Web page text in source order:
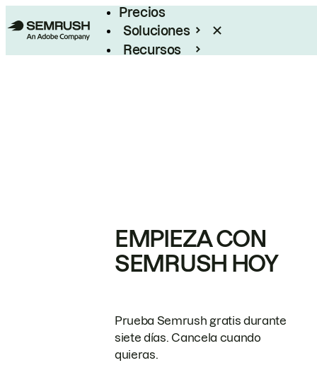
Precios
Soluciones
Recursos
EMPIEZA CON
SEMRUSH HOY
Prueba Semrush gratis durante
siete días. Cancela cuando
quieras.